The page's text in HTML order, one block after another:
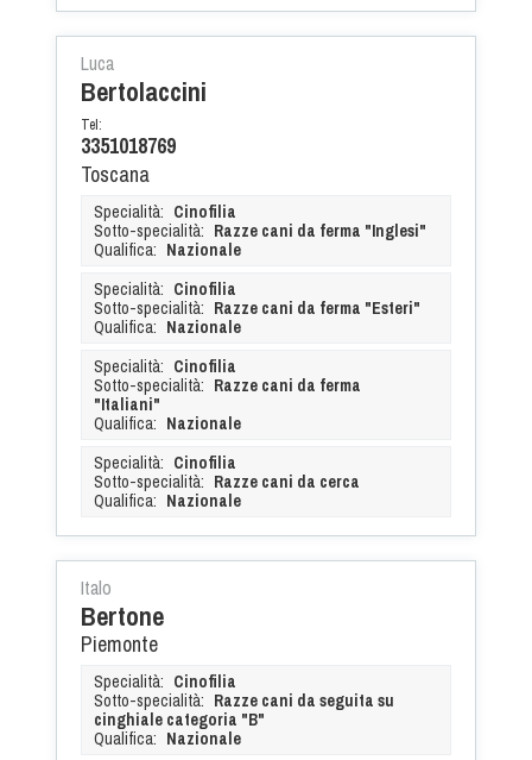
Luca
Bertolaccini
Tel:
3351018769
Toscana
Specialità: Cinofilia
Sotto-specialità: Razze cani da ferma "Inglesi"
Qualifica: Nazionale
Specialità: Cinofilia
Sotto-specialità: Razze cani da ferma "Esteri"
Qualifica: Nazionale
Specialità: Cinofilia
Sotto-specialità: Razze cani da ferma
"Italiani"
Qualifica: Nazionale
Specialità: Cinofilia
Sotto-specialità: Razze cani da cerca
Qualifica: Nazionale
Italo
Bertone
Piemonte
Specialità: Cinofilia
Sotto-specialità: Razze cani da seguita su
cinghiale categoria "B"
Qualifica: Nazionale